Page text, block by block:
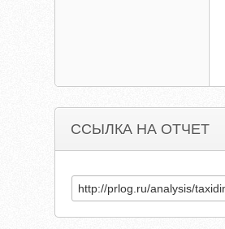
ССЫЛКА НА ОТЧЕТ